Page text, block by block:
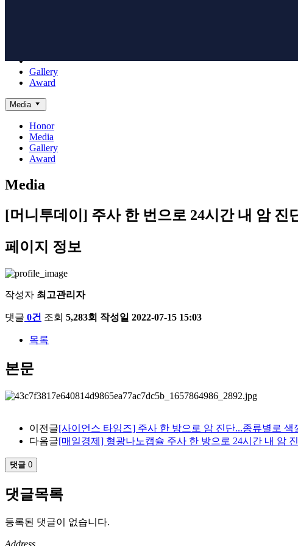
Media
Gallery
Award
Media
Honor
Media
Gallery
Award
Media
[머니투데이] 주사 한 번으로 24시간 내 암 진
페이지 정보
작성자 최고관리자
댓글 0건 조회 5,283회 작성일 2022-07-15 15:03
목록
본문
이전글[사이언스 타임즈] 주사 한 방으로 암 진단...종류별로 색
다음글[매일경제] 형광나노캡슐 주사 한 방으로 24시간 내 암 진
댓글 0
댓글목록
등록된 댓글이 없습니다.
Address.